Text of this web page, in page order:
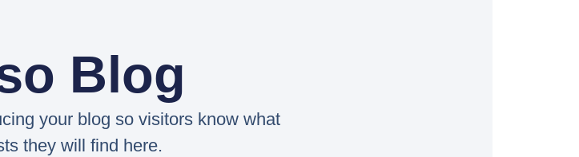
Blog
your blog so visitors know what
they will find here.